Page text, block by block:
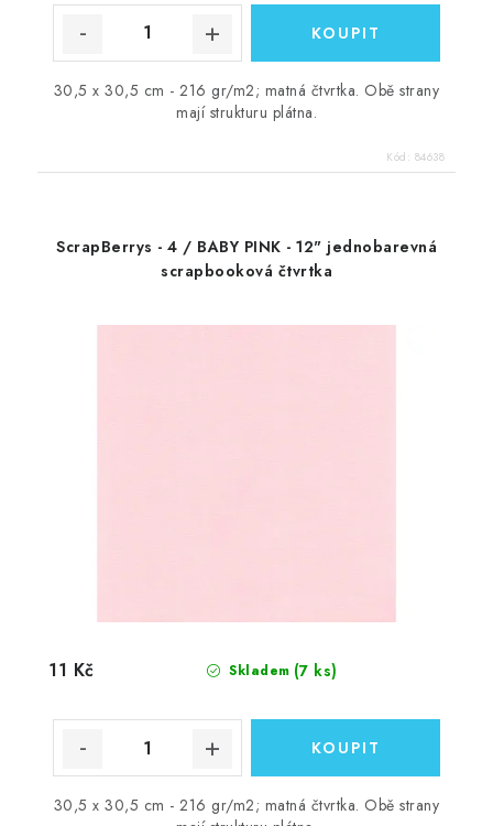
30,5 x 30,5 cm - 216 gr/m2; matná čtvrtka. Obě strany
mají strukturu plátna.
Kód: 84638
ScrapBerrys - 4 / BABY PINK - 12" jednobarevná
scrapbooková čtvrtka
Skladem (7 ks)
11 Kč
30,5 x 30,5 cm - 216 gr/m2; matná čtvrtka. Obě strany